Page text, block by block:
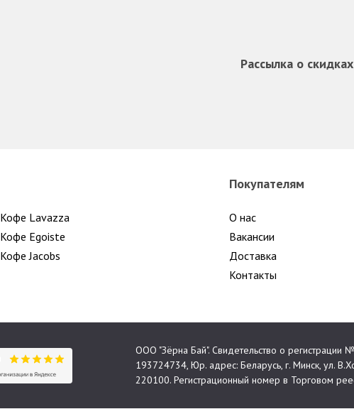
Рассылка о
Кофе Lavazza
Кофе Egoiste
Кофе Jacobs
Покупателям
О нас
Вакансии
Доставка
Контакты
ООО "Зёрна Бай". Свидетельство о
193724734, Юр. адрес: Беларусь, г. Минск, ул.
220100. Регистрационный номер в Торговом